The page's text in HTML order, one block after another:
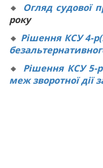
🔸
Огляд судової
року
🔸 Рішення КСУ 4-
🔸 Рішення КСУ 5-
меж зворотної дії